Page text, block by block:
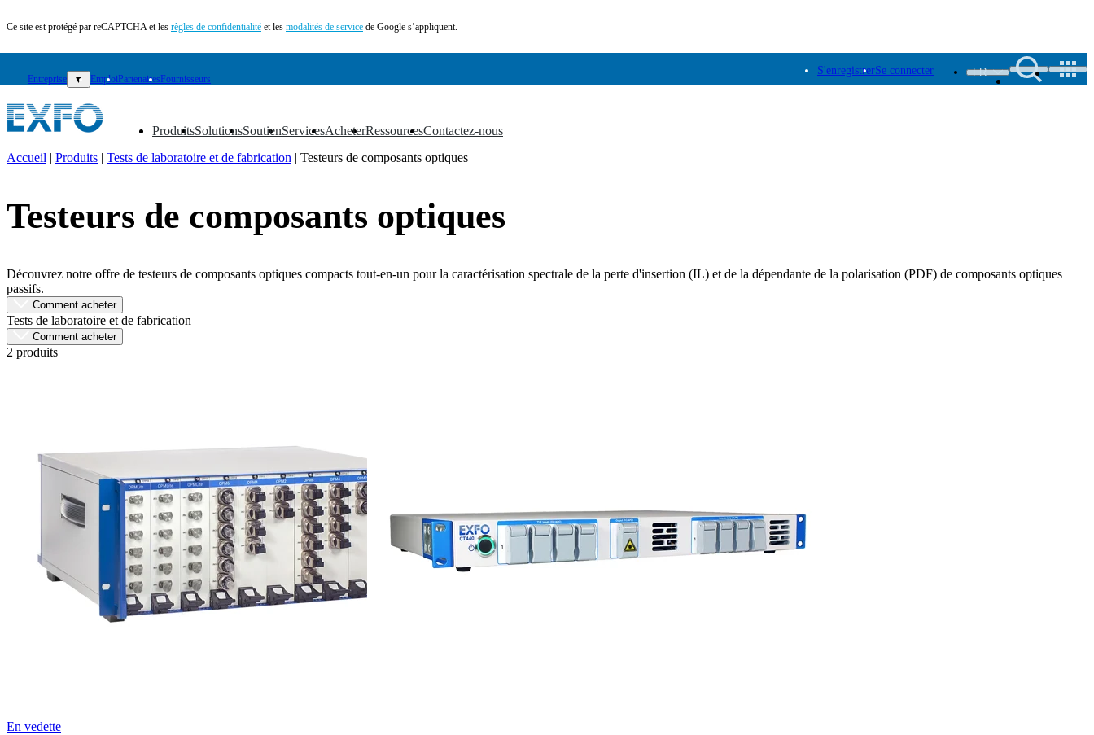
Ce site est protégé par reCAPTCHA et les règles de confidentialité et les modalités de service de Google s’appliquent.
Entreprise ▼ EmploiPartenairesFournisseurs
S'enregistrerSe connecter FR
Produits
▼ Solutions
▼ Soutien
▼ Services
▼ Acheter
▼ Ressources
▼ Contactez-nous
▼
Produits
Solutions
Acheter
Ressources
Contactez-
nous
S'enregistrer
Partenaires
Fournisseurs
Accueil | Produits | Tests de laboratoire et de fabrication | Testeurs de composants optiques
Testeurs de composants optiques
Découvrez notre offre de testeurs de composants optiques compacts tout-en-un pour la caractérisation spectrale de la perte d'insertion (IL) et de la dépendante de la polarisation (PDF) de composants optiques
passifs.
Comment acheter
Tests de laboratoire et de fabrication
Comment acheter
2 produits
En vedette